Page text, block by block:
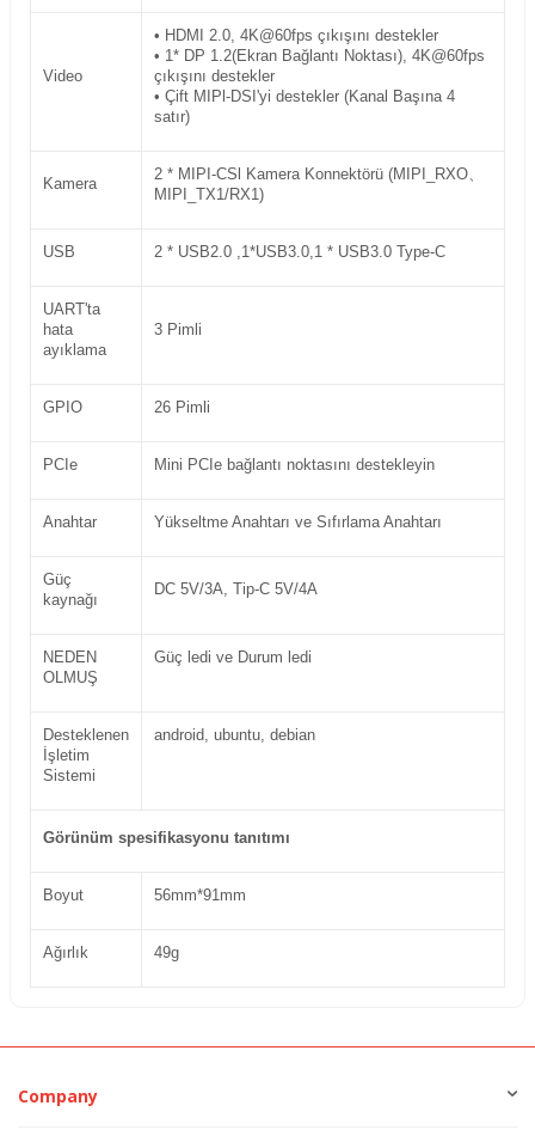
Video
• HDMI 2.0, 4K@60fps çıkışını destekler
• 1* DP 1.2(Ekran Bağlantı Noktası), 4K@60fps
çıkışını destekler
• Çift MIPl-DSI'yi destekler (Kanal Başına 4
satır)
Kamera
2 * MIPI-CSl Kamera Konnektörü (MIPI_RXO、
MIPI_TX1/RX1)
USB 2 * USB2.0 ,1*USB3.0,1 * USB3.0 Type-C
UART'ta
hata
ayıklama
3 Pimli
GPIO 26 Pimli
PCIe Mini PCIe bağlantı noktasını destekleyin
Anahtar Yükseltme Anahtarı ve Sıfırlama Anahtarı
Güç
kaynağı
DC 5V/3A, Tip-C 5V/4A
NEDEN
OLMUŞ
Güç ledi ve Durum ledi
Desteklenen
İşletim
Sistemi
android, ubuntu, debian
Görünüm spesifikasyonu tanıtımı
Boyut 56mm*91mm
Ağırlık 49g
Company